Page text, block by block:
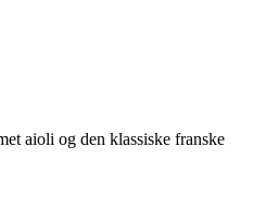
aioli og den klassiske franske